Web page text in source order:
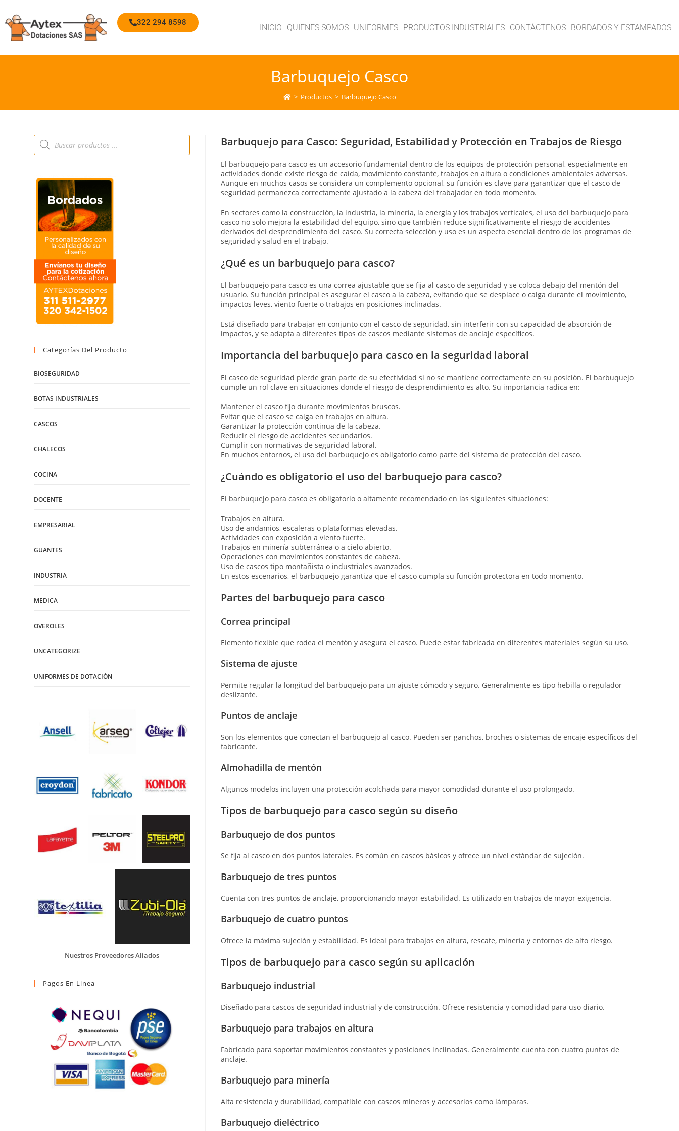
322 294 8598
INICIO QUIENES SOMOS UNIFORMES PRODUCTOS INDUSTRIALES CONTÁCTENOS BORDADOS Y ESTAMPADOS
Barbuquejo Casco
> Productos > Barbuquejo Casco
Barbuquejo para Casco: Seguridad, Estabilidad y Protección en Trabajos de Riesgo
El barbuquejo para casco es un accesorio fundamental dentro de los equipos de protección personal, especialmente en
actividades donde existe riesgo de caída, movimiento constante, trabajos en altura o condiciones ambientales adversas.
Aunque en muchos casos se considera un complemento opcional, su función es clave para garantizar que el casco de
seguridad permanezca correctamente ajustado a la cabeza del trabajador en todo momento.
En sectores como la construcción, la industria, la minería, la energía y los trabajos verticales, el uso del barbuquejo para
casco no solo mejora la estabilidad del equipo, sino que también reduce significativamente el riesgo de accidentes
derivados del desprendimiento del casco. Su correcta selección y uso es un aspecto esencial dentro de los programas de
seguridad y salud en el trabajo.
¿Qué es un barbuquejo para casco?
El barbuquejo para casco es una correa ajustable que se fija al casco de seguridad y se coloca debajo del mentón del
usuario. Su función principal es asegurar el casco a la cabeza, evitando que se desplace o caiga durante el movimiento,
impactos leves, viento fuerte o trabajos en posiciones inclinadas.
Está diseñado para trabajar en conjunto con el casco de seguridad, sin interferir con su capacidad de absorción de
impactos, y se adapta a diferentes tipos de cascos mediante sistemas de anclaje específicos.
Importancia del barbuquejo para casco en la seguridad laboral
El casco de seguridad pierde gran parte de su efectividad si no se mantiene correctamente en su posición. El barbuquejo
cumple un rol clave en situaciones donde el riesgo de desprendimiento es alto. Su importancia radica en:
Mantener el casco fijo durante movimientos bruscos.
Evitar que el casco se caiga en trabajos en altura.
Garantizar la protección continua de la cabeza.
Reducir el riesgo de accidentes secundarios.
Cumplir con normativas de seguridad laboral.
En muchos entornos, el uso del barbuquejo es obligatorio como parte del sistema de protección del casco.
¿Cuándo es obligatorio el uso del barbuquejo para casco?
El barbuquejo para casco es obligatorio o altamente recomendado en las siguientes situaciones:
Trabajos en altura.
Uso de andamios, escaleras o plataformas elevadas.
Actividades con exposición a viento fuerte.
Trabajos en minería subterránea o a cielo abierto.
Operaciones con movimientos constantes de cabeza.
Uso de cascos tipo montañista o industriales avanzados.
En estos escenarios, el barbuquejo garantiza que el casco cumpla su función protectora en todo momento.
Partes del barbuquejo para casco
Correa principal
Elemento flexible que rodea el mentón y asegura el casco. Puede estar fabricada en diferentes materiales según su uso.
Sistema de ajuste
Permite regular la longitud del barbuquejo para un ajuste cómodo y seguro. Generalmente es tipo hebilla o regulador
deslizante.
Puntos de anclaje
Son los elementos que conectan el barbuquejo al casco. Pueden ser ganchos, broches o sistemas de encaje específicos del
fabricante.
Almohadilla de mentón
Algunos modelos incluyen una protección acolchada para mayor comodidad durante el uso prolongado.
Tipos de barbuquejo para casco según su diseño
Barbuquejo de dos puntos
Se fija al casco en dos puntos laterales. Es común en cascos básicos y ofrece un nivel estándar de sujeción.
Barbuquejo de tres puntos
Cuenta con tres puntos de anclaje, proporcionando mayor estabilidad. Es utilizado en trabajos de mayor exigencia.
Barbuquejo de cuatro puntos
Ofrece la máxima sujeción y estabilidad. Es ideal para trabajos en altura, rescate, minería y entornos de alto riesgo.
Tipos de barbuquejo para casco según su aplicación
Barbuquejo industrial
Diseñado para cascos de seguridad industrial y de construcción. Ofrece resistencia y comodidad para uso diario.
Barbuquejo para trabajos en altura
Fabricado para soportar movimientos constantes y posiciones inclinadas. Generalmente cuenta con cuatro puntos de
anclaje.
Barbuquejo para minería
Alta resistencia y durabilidad, compatible con cascos mineros y accesorios como lámparas.
Barbuquejo dieléctrico
Categorías Del Producto
BIOSEGURIDAD
BOTAS INDUSTRIALES
CASCOS
CHALECOS
COCINA
DOCENTE
EMPRESARIAL
GUANTES
INDUSTRIA
MEDICA
OVEROLES
UNCATEGORIZE
UNIFORMES DE DOTACIÓN
Nuestros Proveedores Aliados
Pagos En Linea